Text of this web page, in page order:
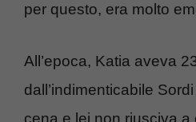
per questo, era molto
All’epoca, Katia aveva
dall’indimenticabile Sordi
cena e lei non riusciva a